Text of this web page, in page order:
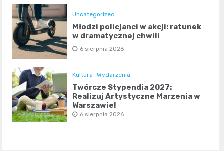
Uncategorized
Młodzi policjanci w akcji: ratunek
w dramatycznej chwili
6 sierpnia 2026
Kultura Wydarzenia
Twórcze Stypendia 2027:
Realizuj Artystyczne Marzenia w
Warszawie!
6 sierpnia 2026